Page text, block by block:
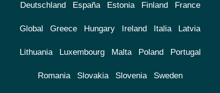
Deutschland España Estonia Finland France
Global Greece Hungary Ireland Italia Latvia
Lithuania Luxembourg Malta Poland Portugal
Romania Slovakia Slovenia Sweden